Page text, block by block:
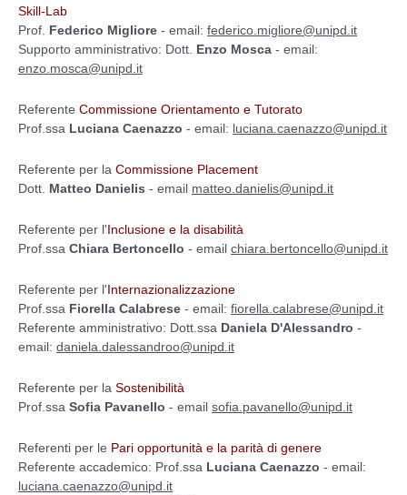
Skill-Lab
Prof. Federico Migliore - email: federico.migliore@unipd.it
Supporto amministrativo: Dott. Enzo Mosca - email:
enzo.mosca@unipd.it
Referente Commissione Orientamento e Tutorato
Prof.ssa Luciana Caenazzo - email: luciana.caenazzo@unipd.it
Referente per la Commissione Placement
Dott. Matteo Danielis - email matteo.danielis@unipd.it
Referente per l'Inclusione e la disabilità
Prof.ssa Chiara Bertoncello - email chiara.bertoncello@unipd.it
Referente per l'Internazionalizzazione
Prof.ssa Fiorella Calabrese - email: fiorella.calabrese@unipd.it
Referente amministrativo: Dott.ssa Daniela D'Alessandro -
email: daniela.dalessandroo@unipd.it
Referente per la Sostenibilità
Prof.ssa Sofia Pavanello - email sofia.pavanello@unipd.it
Referenti per le Pari opportunità e la parità di genere
Referente accademico: Prof.ssa Luciana Caenazzo - email:
luciana.caenazzo@unipd.it